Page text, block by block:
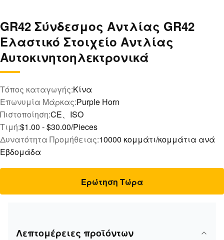
GR42 Σύνδεσμος Αντλίας GR42
Ελαστικό Στοιχείο Αντλίας
Αυτοκινητοηλεκτρονικά
Τόπος καταγωγής:Κίνα
Επωνυμία Μάρκας:Purple Horn
Πιστοποίηση:CE、ISO
Τιμή:$1.00 - $30.00/Pieces
Δυνατότητα Προμήθειας:10000 κομμάτι/κομμάτια ανά
Εβδομάδα
Ερώτηση Τώρα
Λεπτομέρειες προϊόντων